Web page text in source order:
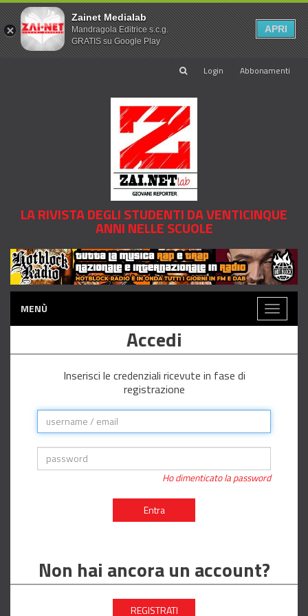
Login Abbonamenti
LA RIVISTA DEGLI STUDENTI DA VENTICINQUE
ANNI NELLE SCUOLE
MENÙ
Toggle
Accedi
Inserisci le credenziali ricevute in fase di
registrazione
Ho dimenticato la password
Entra
Non hai ancora un account?
REGISTRATI
Zainet Medialab
Mandragola Editrice s.c.g.
GRATIS su Google Play
APRI